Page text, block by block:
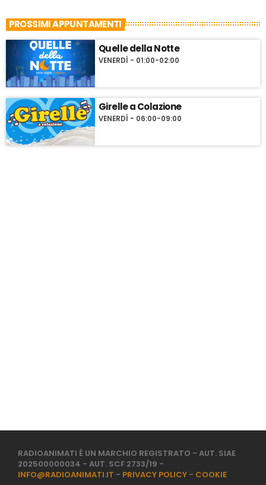
PROSSIMI APPUNTAMENTI
Quelle della Notte
VENERDÌ - 01:00-02:00
Girelle a Colazione
VENERDÌ - 06:00-09:00
RADIOANIMATI È UN MARCHIO REGISTRATO - AUT. SIAE
202500000034 - AUT. SCF 2733/19 -
INFO@RADIOANIMATI.IT - PRIVACY POLICY - COOKIE